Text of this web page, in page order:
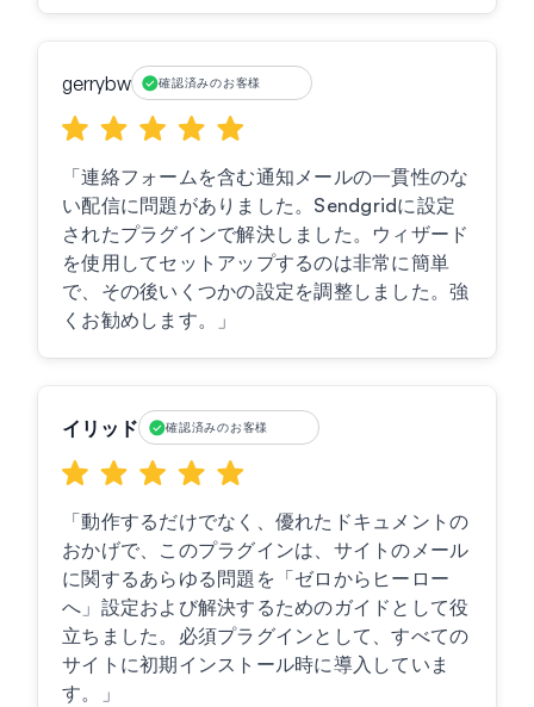
gerrybw 確認済みのお客様
「連絡フォームを含む通知メールの一貫性のな
い配信に問題がありました。Sendgridに設定
されたプラグインで解決しました。ウィザード
を使用してセットアップするのは非常に簡単
で、その後いくつかの設定を調整しました。強
くお勧めします。」
イリッド 確認済みのお客様
「動作するだけでなく、優れたドキュメントの
おかげで、このプラグインは、サイトのメール
に関するあらゆる問題を「ゼロからヒーロー
へ」設定および解決するためのガイドとして役
立ちました。必須プラグインとして、すべての
サイトに初期インストール時に導入していま
す。」